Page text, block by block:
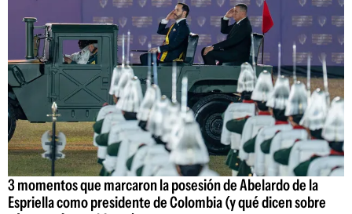
3 momentos que marcaron la posesión de Abelardo de la
Espriella como presidente de Colombia (y qué dicen sobre